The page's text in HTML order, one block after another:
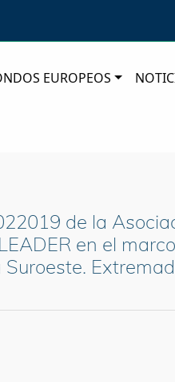
EUROPEOS
de la
en el